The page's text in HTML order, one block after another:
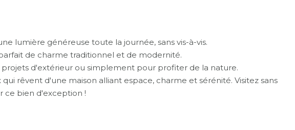
lumière généreuse toute la journée, sans vis-à-vis.
de charme traditionnel et de modernité.
projets d'extérieur ou simplement pour profiter de la nature.
rêvent d'une maison alliant espace, charme et sérénité. Visitez sans
ce bien d'exception !